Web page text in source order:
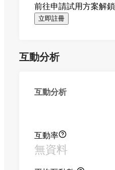
前往申請試用方案解鎖
立即註冊
互動分析
互動分析
互動率
無資料